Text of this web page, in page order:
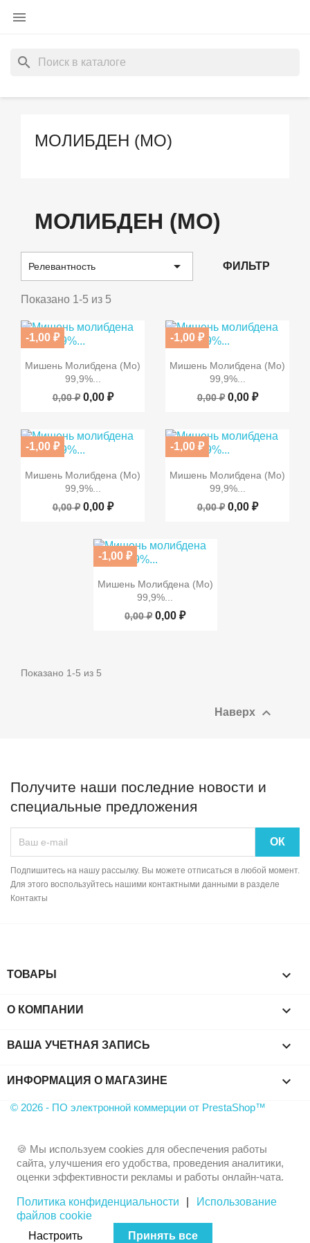

search
МОЛИБДЕН (MO)
МОЛИБДЕН (MO)
Релевантность  ФИЛЬТР
Показано 1-5 из 5
Быстрый просмотр
Мишень Молибдена (Mo)
99,9%...
0,00 ₽ 0,00 ₽
-1,00 ₽
ПО ЗАПРОСУ Быстрый просмотр
Мишень Молибдена (Mo)
99,9%...
0,00 ₽ 0,00 ₽
-1,00 ₽
ПО ЗАПРОСУ
Быстрый просмотр
Мишень Молибдена (Mo)
99,9%...
0,00 ₽ 0,00 ₽
-1,00 ₽
ПО ЗАПРОСУ Быстрый просмотр
Мишень Молибдена (Mo)
99,9%...
0,00 ₽ 0,00 ₽
-1,00 ₽
ПО ЗАПРОСУ
Быстрый просмотр
Мишень Молибдена (Mo)
99,9%...
0,00 ₽ 0,00 ₽
-1,00 ₽
ПО ЗАПРОСУ
Показано 1-5 из 5
Наверх 
Получите наши последние новости и
специальные предложения
Подпишитесь на нашу рассылку. Вы можете отписаться в любой момент.
Для этого воспользуйтесь нашими контактными данными в разделе
Контакты
ТОВАРЫ 
О КОМПАНИИ 
ВАША УЧЕТНАЯ ЗАПИСЬ 
ИНФОРМАЦИЯ О МАГАЗИНЕ keyboard_arrow_down
© 2026 - ПО электронной коммерции от PrestaShop™
🍪 Мы используем cookies для обеспечения работы
сайта, улучшения его удобства, проведения аналитики,
оценки эффективности рекламы и работы онлайн-чата.
Политика конфиденциальности
Использование
файлов cookie
Настроить
Принять все